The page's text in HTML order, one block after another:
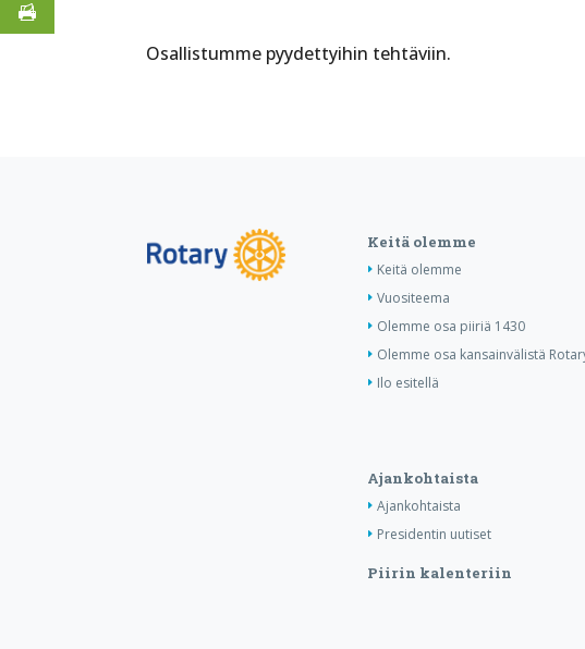
Osallistumme pyydettyihin tehtäviin.
Keitä olemme
Keitä olemme
Vuositeema
Olemme osa piiriä 1430
Olemme osa kansainvälistä
Ilo esitellä
Ajankohtaista
Ajankohtaista
Presidentin uutiset
Piirin kalenteriin